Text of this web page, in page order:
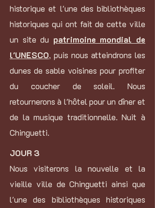
historique et l'une des bibliothèques
historiques qui ont fait de cette ville
un site du patrimoine mondial de
l'UNESCO, puis nous atteindrons les
dunes de sable voisines pour profiter
du coucher de soleil. Nous
retournerons à l'hôtel pour un dîner et
de la musique traditionnelle. Nuit à
Chinguetti.
JOUR 3
Nous visiterons la nouvelle et la
vieille ville de Chinguetti ainsi que
l'une des bibliothèques historiques